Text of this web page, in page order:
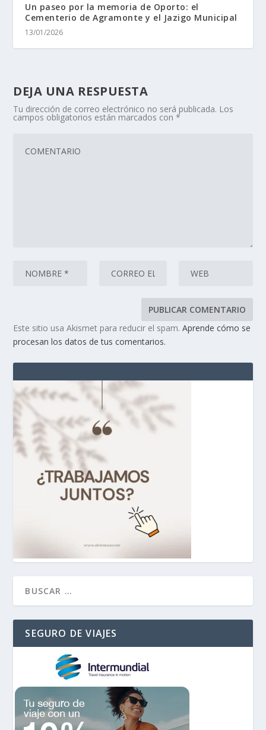
Un paseo por la memoria de Oporto: el
Cementerio de Agramonte y el Jazigo Municipal
13/01/2026
DEJA UNA RESPUESTA
Tu dirección de correo electrónico no será publicada. Los
campos obligatorios están marcados con*
Este sitio usa Akismet para reducir el spam.Aprende cómo se
procesan los datos de tus comentarios.
SEGURO DE VIAJES